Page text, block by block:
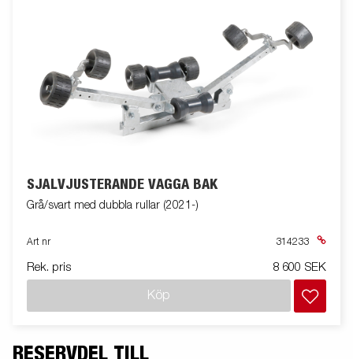
SJÄLVJUSTERANDE VAGGA BAK
Grå/svart med dubbla rullar (2021-)
Art nr 314233
Rek. pris 8 600 SEK
Köp
RESERVDEL TILL